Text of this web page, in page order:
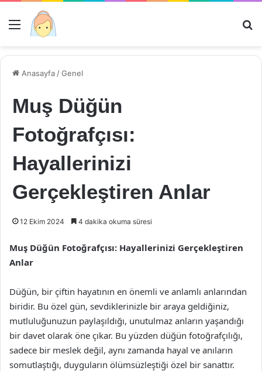
Menü
Anasayfa /Genel
Muş Düğün
Fotoğrafçısı:
Hayallerinizi
Gerçekleştiren Anlar
12 Ekim 2024 4 dakika okuma süresi
Muş Düğün Fotoğrafçısı: Hayallerinizi Gerçekleştiren
Anlar
Düğün, bir çiftin hayatının en önemli ve anlamlı anlarından
biridir. Bu özel gün, sevdiklerinizle bir araya geldiğiniz,
mutluluğunuzun paylaşıldığı, unutulmaz anların yaşandığı
bir davet olarak öne çıkar. Bu yüzden düğün fotoğrafçılığı,
sadece bir meslek değil, aynı zamanda hayal ve anıların
somutlaştığı, duyguların ölümsüzleştiği özel bir sanattır.